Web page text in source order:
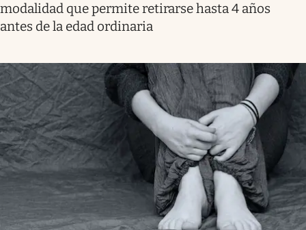
modalidad que permite retirarse hasta 4 años
antes de la edad ordinaria